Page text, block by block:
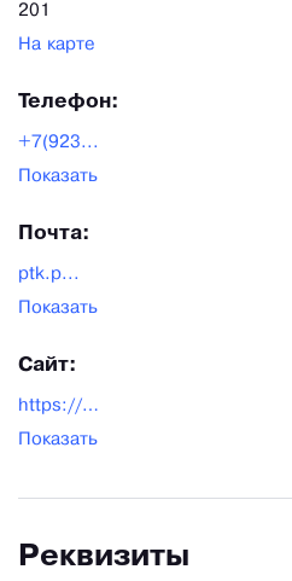
201
На карте
Телефон:
+7(923...
Показать
Почта:
ptk.p...
Показать
Сайт:
https://perum-nk.ru/
Показать
Реквизиты